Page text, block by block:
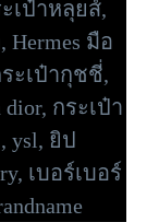
เป๋าหลุยส์,
Hermes มือ
ะเป๋ากุชชี่,
dior, กระเป๋า
ysl, ยิป
เบอร์เบอร์